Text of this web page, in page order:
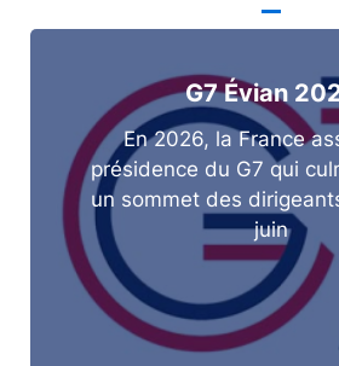
G7 Évian
En 2026, la France
présidence du G7 qui
un sommet des
juin